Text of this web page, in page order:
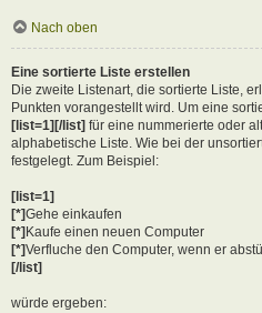
Nach oben
Eine sortierte Liste erstellen
Die zweite Listenart, die sortierte Liste,
Punkten vorangestellt wird. Um eine
[list=1][/list] für eine nummerierte oder
alphabetische Liste. Wie bei der
festgelegt. Zum Beispiel:
[list=1]
[*]Gehe einkaufen
[*] Kaufe einen neuen Computer
[*]Verfluche den Computer, wenn er
[/list]
würde ergeben: